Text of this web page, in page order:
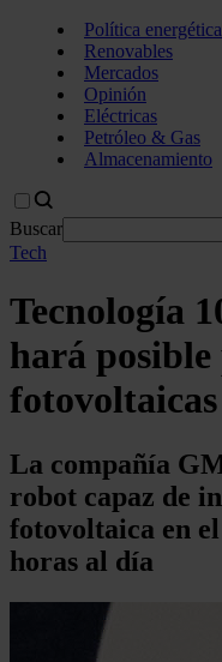
Política energética
Renovables
Mercados
Opinión
Eléctricas
Petróleo & Gas
Almacenamiento
Buscar
Tech
Tecnología
hará
fotovoltaicas
La compañía
robot capaz de
fotovoltaica en
horas al día